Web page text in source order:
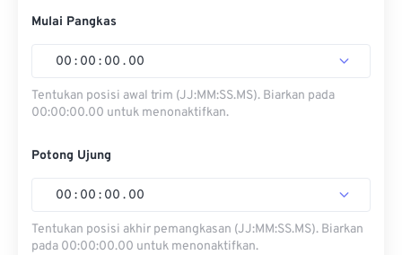
Mulai Pangkas
00 : 00 : 00 . 00
Tentukan posisi awal trim (JJ:MM:SS.MS). Biarkan pada
00:00:00.00 untuk menonaktifkan.
Potong Ujung
00 : 00 : 00 . 00
Tentukan posisi akhir pemangkasan (JJ:MM:SS.MS). Biarkan
pada 00:00:00.00 untuk menonaktifkan.